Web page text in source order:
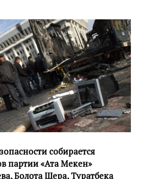
собирается
партии «Ата Мекен»
Болота Шера, Туратбека